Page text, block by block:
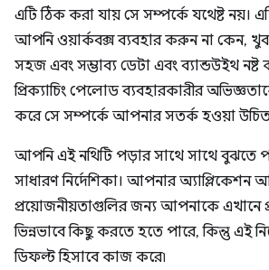
এটি ঠিক করা যায় সে সম্পর্কে যথেষ্ট নয়।
আপনি ওয়ার্কবক্স ব্যবহার করুন না কেন, খুব
সহজ এবং সম্ভাব্য ডেটা এবং ব্যান্ডউইথ
প্রিক্যাচিং পেলোড ব্যবহারকারীর
করে সে সম্পর্কে আপনার সতর্ক হওয়া
আপনি এই নথিটি পড়ার সাথে সাথে বুঝতে
সাধারণ নির্দেশিকা। আপনার অ্যাপ্লিকেশন
প্রয়োজনীয়তাগুলির জন্য আপনাকে এখানে
ভিন্নভাবে কিছু করতে হতে পারে, কিন্তু এই
ডিফল্ট হিসাবে কাজ করে৷